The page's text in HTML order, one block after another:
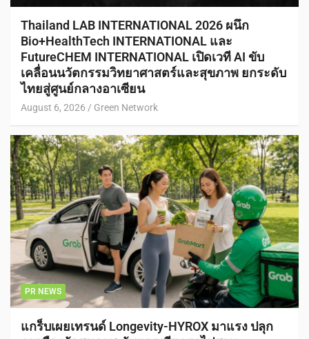
Thailand LAB INTERNATIONAL 2026 ผนึก
Bio+HealthTech INTERNATIONAL และ
FutureCHEM INTERNATIONAL เปิดเวที AI ขับ
เคลื่อนนวัตกรรมวิทยาศาสตร์และสุขภาพ ยกระดับ
ไทยสู่ศูนย์กลางอาเซียน
August 6, 2026 Green Network
PR NEWS
แกร็บเผยเทรนด์ Longevity-HYROX มาแรง ปลุก